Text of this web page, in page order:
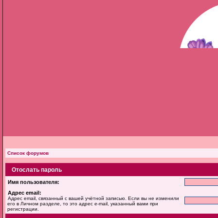
Список форумов
Отослать пароль
Имя пользователя:
Адрес email:
Адрес email, связанный с вашей учётной записью. Если вы не изменили
его в Личном разделе, то это адрес e-mail, указанный вами при
регистрации.